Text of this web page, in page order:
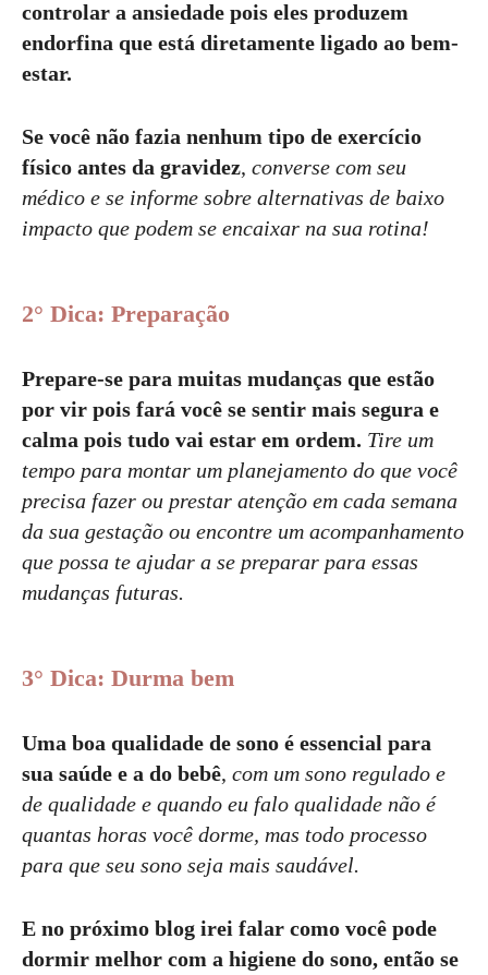
controlar a ansiedade pois eles produzem
endorfina que está diretamente ligado ao bem-
estar.
Se você não fazia nenhum tipo de exercício
físico antes da gravidez, converse com seu
médico e se informe sobre alternativas de baixo
impacto que podem se encaixar na sua rotina!
2° Dica: Preparação
Prepare-se para muitas mudanças que estão
por vir pois fará você se sentir mais segura e
calma pois tudo vai estar em ordem. Tire um
tempo para montar um planejamento do que você
precisa fazer ou prestar atenção em cada semana
da sua gestação ou encontre um acompanhamento
que possa te ajudar a se preparar para essas
mudanças futuras.
3° Dica: Durma bem
Uma boa qualidade de sono é essencial para
sua saúde e a do bebê, com um sono regulado e
de qualidade e quando eu falo qualidade não é
quantas horas você dorme, mas todo processo
para que seu sono seja mais saudável.
E no próximo blog irei falar como você pode
dormir melhor com a higiene do sono, então se